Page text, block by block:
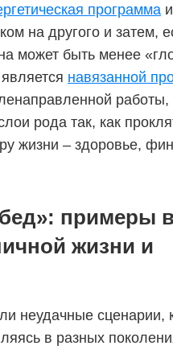
программа
на другого и затем,
может быть менее
навязанной
рода так, как
жизни – здоровье,
примеры в
жизни и
неудачные сценарии,
в разных